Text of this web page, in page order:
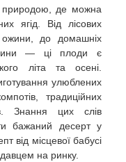
природою, де можна
ягід. Від лісових
до домашніх
— ці плоди є
літа та осені.
улюблених
традиційних
Знання цих слів
бажаний десерт у
від місцевої бабусі
на ринку.